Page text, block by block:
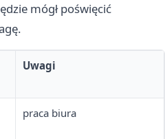
mógł poświęcić
Uwagi
praca biura